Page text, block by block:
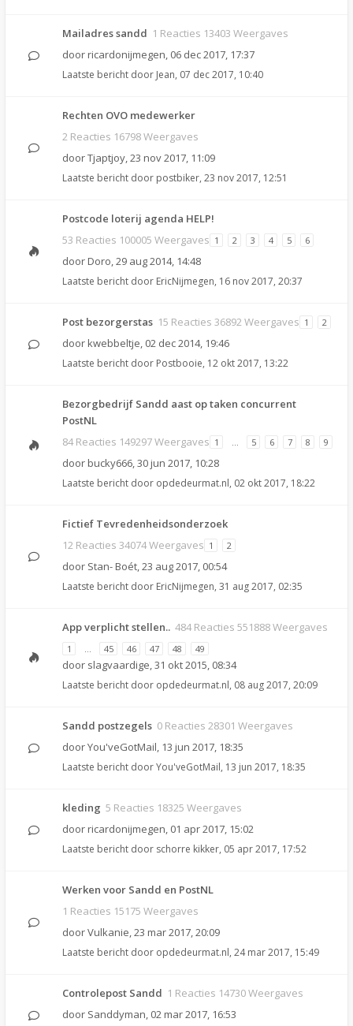
Mailadres sandd 1 Reacties 13403 Weergaves
door ricardonijmegen, 06 dec 2017, 17:37
Laatste bericht door Jean, 07 dec 2017, 10:40
Rechten OVO medewerker
2 Reacties 16798 Weergaves
doorTjaptjoy,23 nov 2017, 11:09
Laatste bericht door postbiker, 23 nov 2017, 12:51
Postcode loterij agenda HELP!
53 Reacties 100005 Weergaves 1 2 3 4 5 6
door Doro,29 aug 2014, 14:48
Laatste bericht door EricNijmegen, 16 nov 2017, 20:37
Post bezorgerstas 15 Reacties 36892 Weergaves 1 2
door kwebbeltje, 02 dec 2014, 19:46
Laatste bericht door Postbooie, 12 okt 2017, 13:22
Bezorgbedrijf Sandd aast op taken concurrent
PostNL
84 Reacties 149297 Weergaves 1 … 5 6 7 8 9
door bucky666,30 jun 2017, 10:28
Laatste bericht door opdedeurmat.nl, 02 okt 2017, 18:22
Fictief Tevredenheidsonderzoek
12 Reacties 34074 Weergaves 1 2
door Stan- Boét,23 aug 2017, 00:54
Laatste bericht door EricNijmegen, 31 aug 2017, 02:35
App verplicht stellen.. 484 Reacties 551888 Weergaves
1 … 45 46 47 48 49
door slagvaardige,31 okt 2015, 08:34
Laatste bericht door opdedeurmat.nl, 08 aug 2017, 20:09
Sandd postzegels 0 Reacties 28301 Weergaves
doorYou'veGotMail, 13 jun 2017, 18:35
Laatste bericht doorYou'veGotMail, 13 jun 2017, 18:35
kleding 5 Reacties 18325 Weergaves
door ricardonijmegen, 01 apr 2017, 15:02
Laatste bericht door schorre kikker, 05 apr 2017, 17:52
Werken voor Sandd en PostNL
1 Reacties 15175 Weergaves
doorVulkanie,23 mar 2017, 20:09
Laatste bericht door opdedeurmat.nl, 24 mar 2017, 15:49
Controlepost Sandd 1 Reacties 14730 Weergaves
door Sanddyman, 02 mar 2017, 16:53